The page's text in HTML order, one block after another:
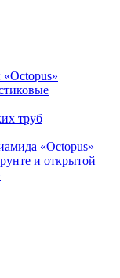
труб
«Octopus»
и открытой